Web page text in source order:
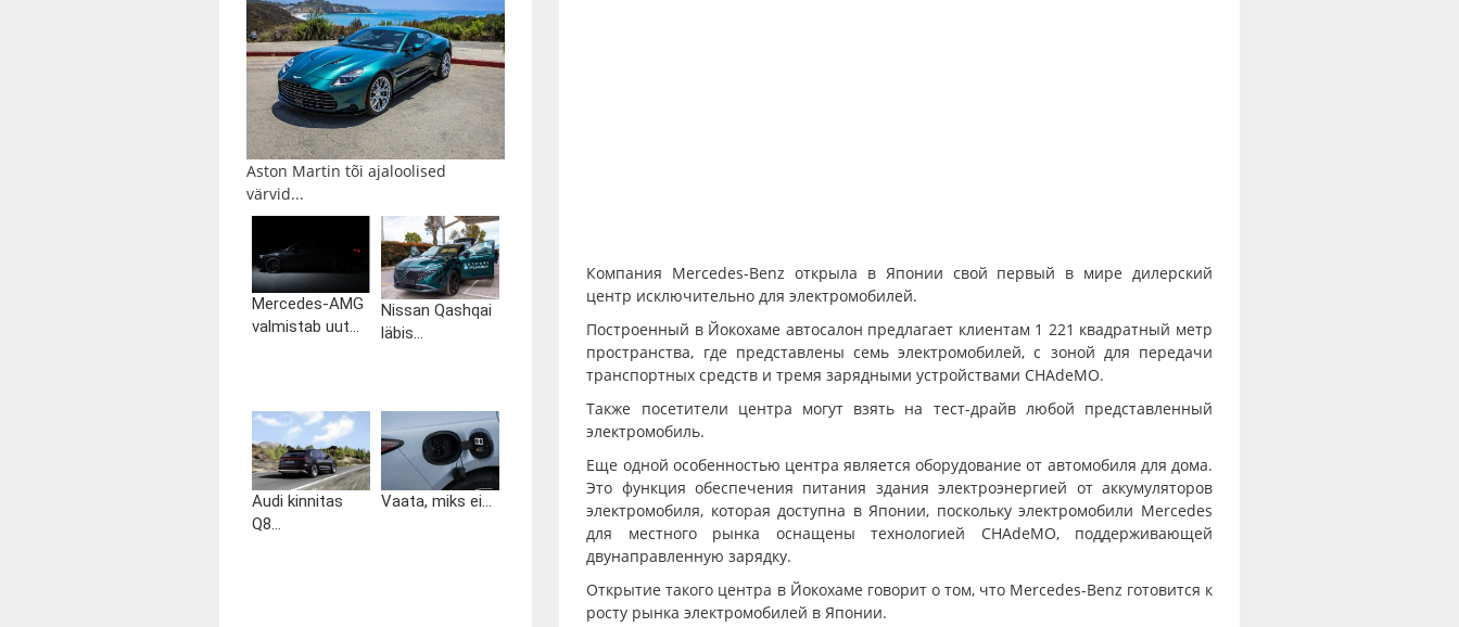
Aston Martin tõi ajaloolised
värvid...
Mercedes-AMG
valmistab uut...
Nissan Qashqai
läbis...
Audi kinnitas
Q8...
Vaata, miks ei...
Компания Mercedes-Benz открыла в Японии свой первый в мире дилерский
центр исключительно для электромобилей.
Построенный в Йокохаме автосалон предлагает клиентам 1 221 квадратный метр
пространства, где представлены семь электромобилей, с зоной для передачи
транспортных средств и тремя зарядными устройствами CHAdeMO.
Также посетители центра могут взять на тест-драйв любой представленный
электромобиль.
Еще одной особенностью центра является оборудование от автомобиля для дома.
Это функция обеспечения питания здания электроэнергией от аккумуляторов
электромобиля, которая доступна в Японии, поскольку электромобили Mercedes
для местного рынка оснащены технологией CHAdeMO, поддерживающей
двунаправленную зарядку.
Открытие такого центра в Йокохаме говорит о том, что Mercedes-Benz готовится к
росту рынка электромобилей в Японии.